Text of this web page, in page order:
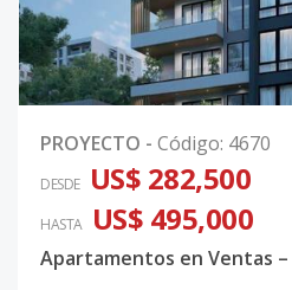
PROYECTO - Código: 4670
DESDE US$ 282,500
HASTA US$ 495,000